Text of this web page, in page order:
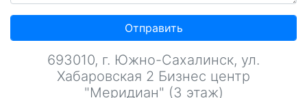
Отправить
693010, г. Южно-Сахалинск, ул.
Хабаровская 2 Бизнес центр
"Меридиан" (3 этаж)